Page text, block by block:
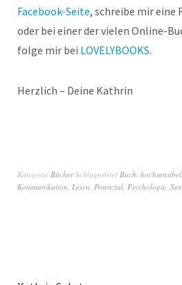
Facebook-Seite, schreibe mir eine
oder bei einer der vielen Online-
folge mir bei LOVELYBOOKS.
Herzlich – Deine Kathrin
Kategorie Bücher Schlagwörter Buch hochsensibel
Kommunikation Lesen Potenzial Psychologie